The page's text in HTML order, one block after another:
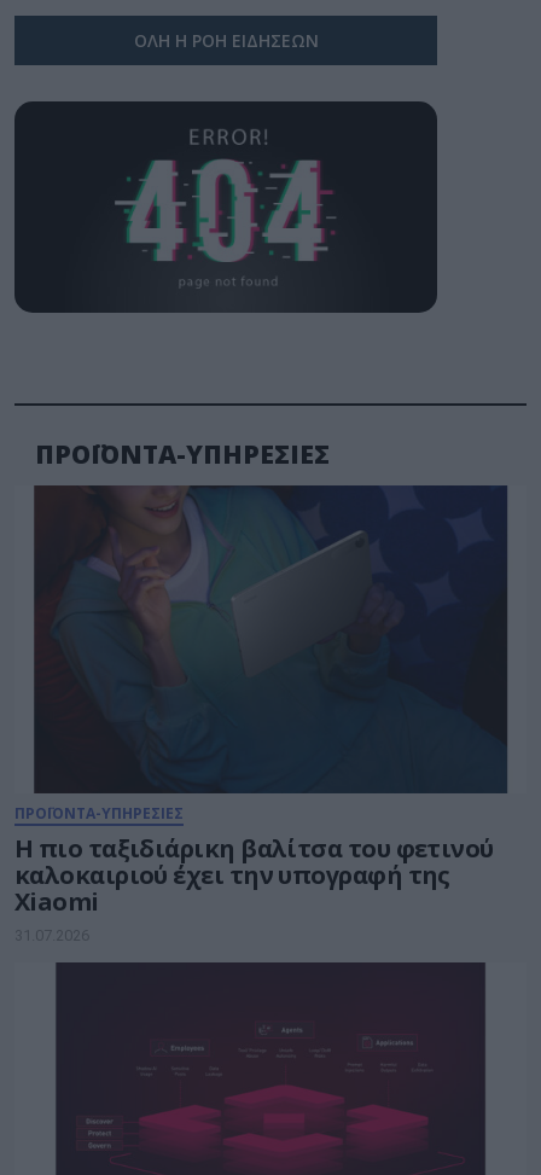
ΟΛΗ Η ΡΟΗ ΕΙΔΗΣΕΩΝ
ΠΡΟΪΟΝΤΑ-ΥΠΗΡΕΣΙΕΣ
ΠΡΟΪΟΝΤΑ-ΥΠΗΡΕΣΙΕΣ
Η πιο ταξιδιάρικη βαλίτσα του φετινού
καλοκαιριού έχει την υπογραφή της
Xiaomi
31.07.2026